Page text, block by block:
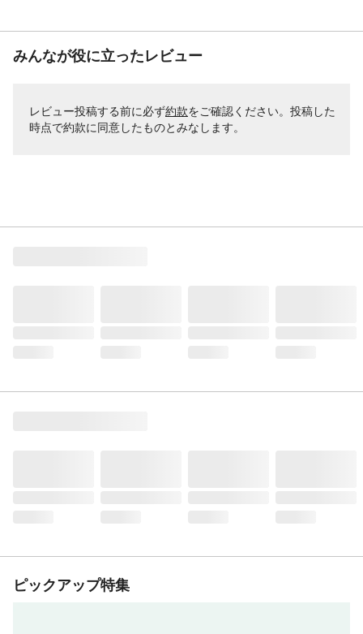
みんなが役に立ったレビュー
レビュー投稿する前に必ず約款をご確認ください。投稿した
時点で約款に同意したものとみなします。
ピックアップ特集